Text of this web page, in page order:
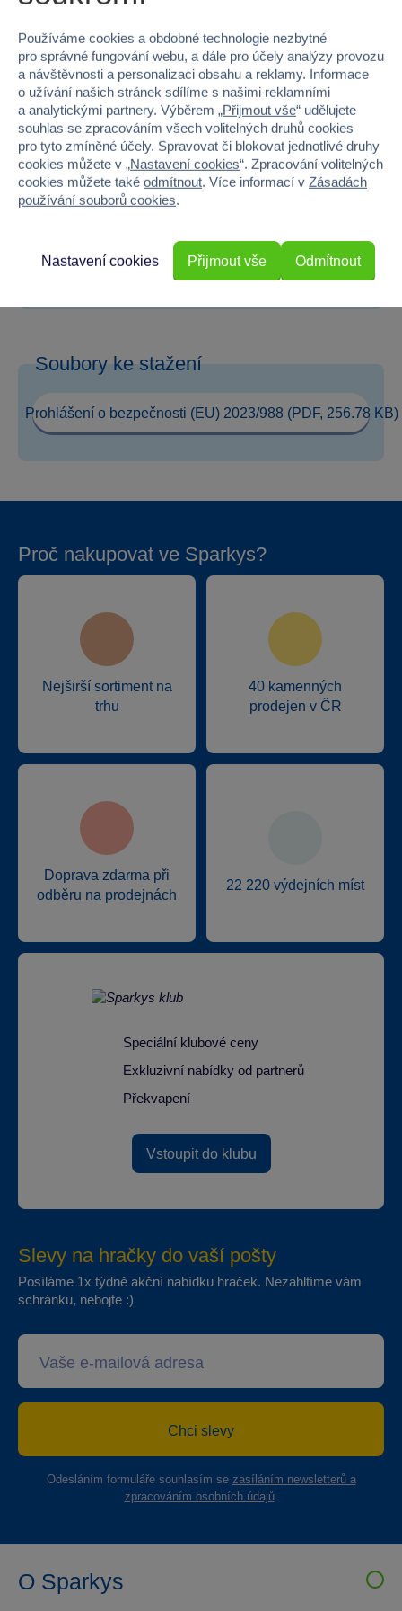
Značka Canpol babies
Věk od 3
Pohlaví HOLKA, KLUK
Šířka 2.2
Výška
Soubory ke stažení
Prohlášení o bezpečnosti (EU) 2023/988 (PDF, 256.78 KB)
Proč nakupovat ve Sparkys?
Nejširší sortiment na
trhu
40 kamenných
prodejen v ČR
Doprava zdarma při
odběru na prodejnách
22 220 výdejních míst
Speciální klubové ceny
Exkluzivní nabídky od partnerů
Překvapení
Vstoupit do klubu
Slevy na hračky do vaší pošty
Posíláme 1x týdně akční nabídku hraček. Nezahltíme vám
schránku, nebojte :)
Chci slevy
Odesláním formuláře souhlasím se zasíláním newsletterů a
zpracováním osobních údajů.
O Sparkys
Používáme cookies a obdobné technologie nezbytné
pro správné fungování webu, a dále pro účely analýzy provozu
a návštěvnosti a personalizaci obsahu a reklamy. Informace
o užívání našich stránek sdílíme s našimi reklamními
a analytickými partnery. Výběrem „Přijmout vše“ udělujete
souhlas se zpracováním všech volitelných druhů cookies
pro tyto zmíněné účely. Spravovat či blokovat jednotlivé druhy
cookies můžete v „Nastavení cookies“. Zpracování volitelných
cookies můžete také odmítnout. Více informací v Zásadách
používání souborů cookies.
Odmítnout
Nastavení cookies Přijmout vše